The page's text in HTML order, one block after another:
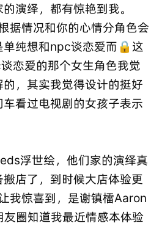
演绎，都有惊艳到我。
据情况和你的心情分角色会
单纯想和npc谈恋爱而🔒这
恋爱的那个女生角色我觉
，其实我觉得设计的挺好
看过电视剧的女孩子表示
浮世绘，他们家的演绎真
店了，到时候大店体验更
我惊喜到，是谢镇檑Aaron
圈知道我最近情感本体验